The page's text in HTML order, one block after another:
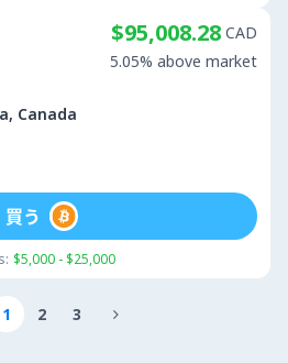
Canada
$95,008.28 CAD
5.05% above market
$5,000 - $25,000
買う
1 2 3 